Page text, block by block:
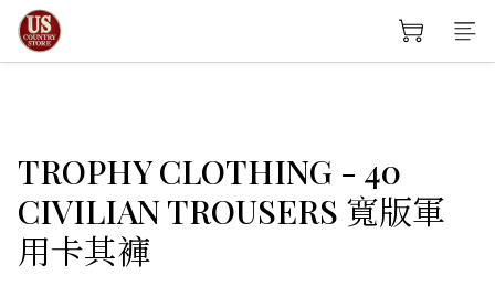
TROPHY CLOTHING - 40
CIVILIAN TROUSERS 寬版軍
用卡其褲